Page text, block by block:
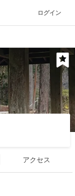
ログイン
アクセス